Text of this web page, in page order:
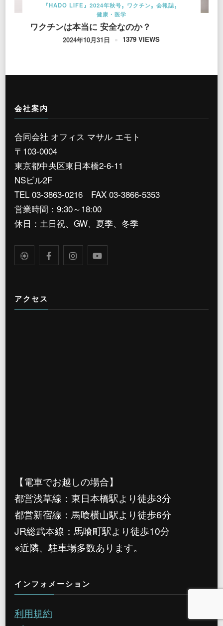
『HADO LIFE』2024年秋号 ワクチン
会報誌
健康・医学
ワクチンは本当に 安全なのか？
2024年10月31日 1379 VIEWS
会社案内
合同会社 オフィス マサル エモト
〒103-0004
東京都中央区東日本橋2-6-11
NSビル2F
TEL 03-3863-0216 FAX 03-3866-5353
営業時間：9:30～18:00
休日：土日祝、GW、夏季、冬季
アクセス
【電車でお越しの場合】
都営浅草線：東日本橋駅より徒歩3分
都営新宿線：馬喰横山駅より徒歩6分
JR総武本線：馬喰町駅より徒歩10分
※近隣、駐車場多数あります。
インフォメーション
利用規約